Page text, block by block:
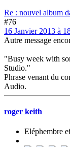
Re : nouvel album
#76
16 Janvier 2013 à
Autre message
"Busy week with
Studio."
Phrase venant du
Audio.
roger keith
Eléphembre